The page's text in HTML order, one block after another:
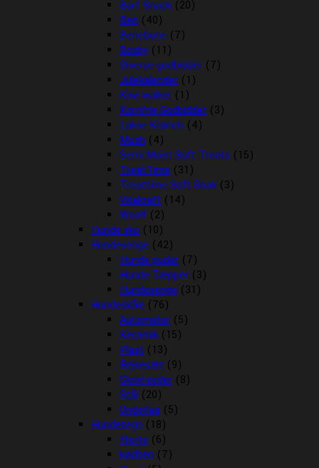
Barf Snack (20)
Ben (40)
Benebone (7)
Boxby (11)
Diverse godbidder (7)
Julekalender (1)
Kiwi walker (1)
Kornfrie Godbidder (3)
Lakse Krønch (4)
Mush (4)
Semi Moist Soft Treats (15)
TreatTime (31)
Treattime Soft Snak (3)
Vitakraft (14)
Woolf (2)
Hunde sko (10)
Hundesenge (42)
Hunde puder (7)
Hunde Tæpper (3)
Hundesenge (31)
Hundeskåle (76)
Automater (5)
Keramik (15)
Plast (13)
Rejsesæt (9)
Slowfeeder (8)
Stål (20)
Underlag (5)
Hundetegn (18)
Hjerte (6)
kødben (7)